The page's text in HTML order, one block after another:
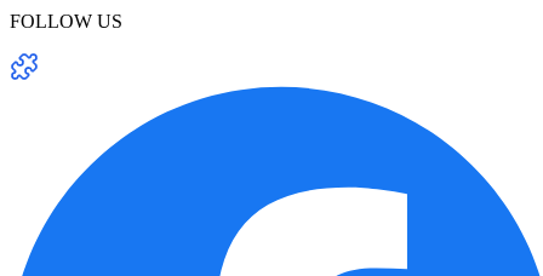
FOLLOW US